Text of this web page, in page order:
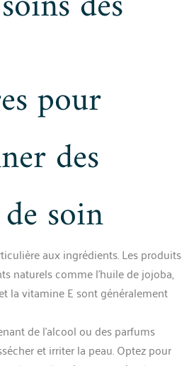
pour
des
soin
aux ingrédients. Les produits
naturels comme l’huile de jojoba,
la vitamine E sont généralement
de l’alcool ou des parfums
et irriter la peau. Optez pour